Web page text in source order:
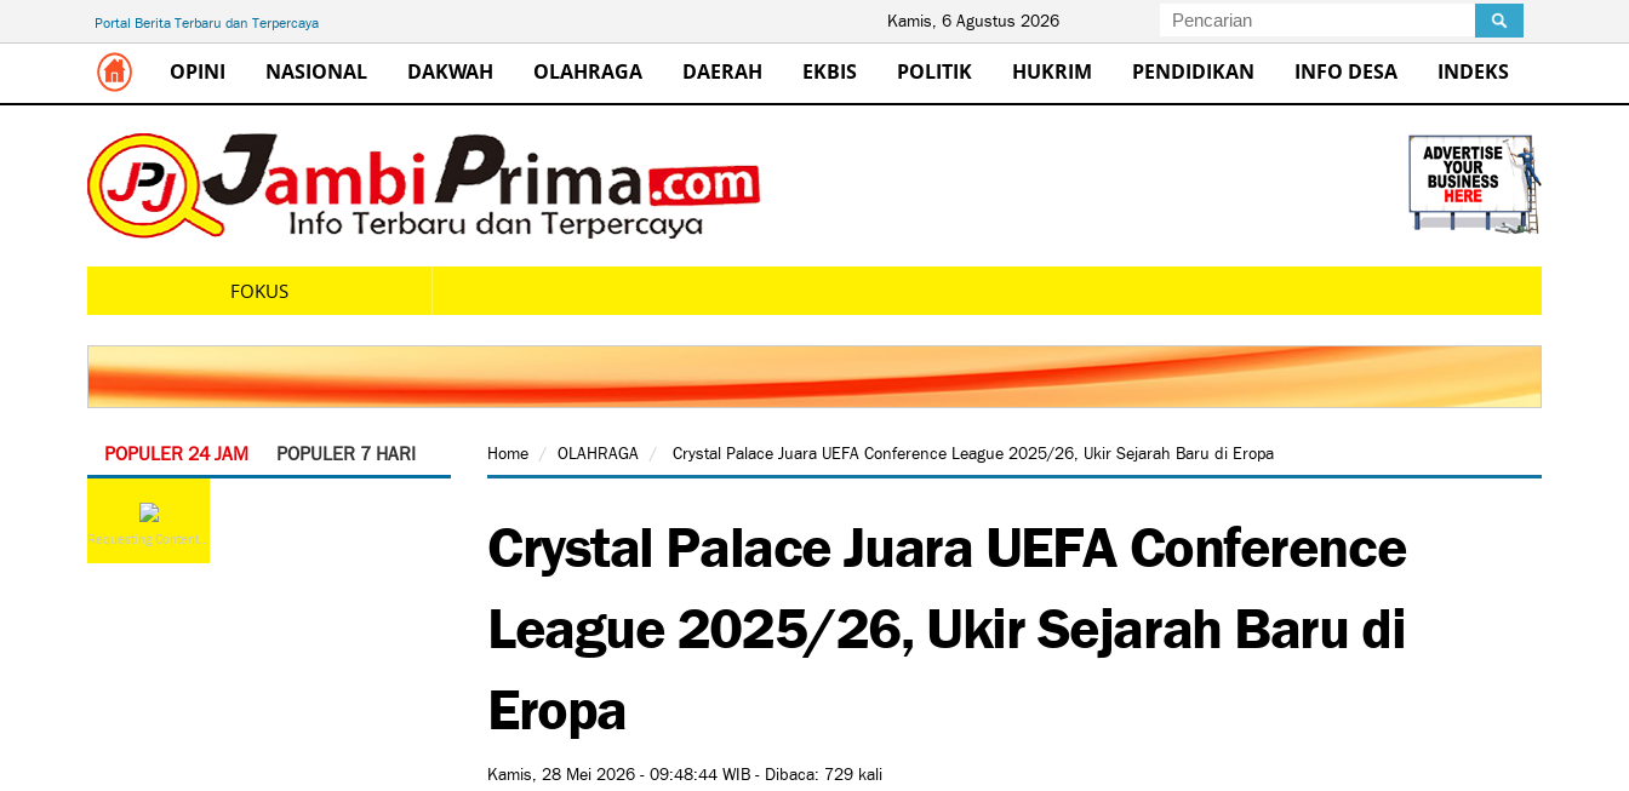
Portal Berita Terbaru dan Terpercaya Kamis, 6 Agustus 2026
OPINI NASIONAL DAKWAH OLAHRAGA DAERAH EKBIS POLITIK HUKRIM PENDIDIKAN INFO DESA INDEKS
FOKUS
POPULER 24 JAM POPULER 7 HARI
Requesting Content...
Home OLAHRAGA Crystal Palace Juara UEFA Conference League 2025/26, Ukir Sejarah Baru di Eropa
Crystal Palace Juara UEFA Conference
League 2025/26, Ukir Sejarah Baru di
Eropa
Kamis, 28 Mei 2026 - 09:48:44 WIB - Dibaca: 729 kali